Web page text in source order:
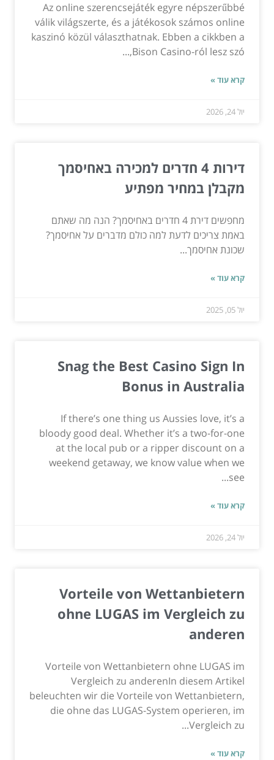
Az online szerencsejáték egyre népszerűbbé
válik világszerte, és a játékosok számos online
kaszinó közül választhatnak. Ebben a cikkben a
Bison Casino-ról lesz szó,...
קרא עוד »
יול 24, 2026
דירות 4 חדרים למכירה באחיסמך
מקבלן במחיר מפתיע
מחפשים דירת 4 חדרים באחיסמך? הנה מה שאתם
באמת צריכים לדעת למה כולם מדברים על אחיסמך?
שכונת אחיסמך...
קרא עוד »
יול 05, 2025
Snag the Best Casino Sign In
Bonus in Australia
If there’s one thing us Aussies love, it’s a
bloody good deal. Whether it’s a two-for-one
at the local pub or a ripper discount on a
weekend getaway, we know value when we
see...
קרא עוד »
יול 24, 2026
Vorteile von Wettanbietern
ohne LUGAS im Vergleich zu
anderen
Vorteile von Wettanbietern ohne LUGAS im
Vergleich zu anderenIn diesem Artikel
beleuchten wir die Vorteile von Wettanbietern,
die ohne das LUGAS-System operieren, im
Vergleich zu...
קרא עוד »